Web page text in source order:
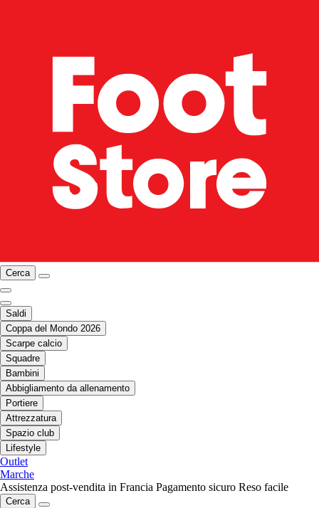
Cerca
Saldi
Coppa del Mondo 2026
Scarpe calcio
Squadre
Bambini
Abbigliamento da allenamento
Portiere
Attrezzatura
Spazio club
Lifestyle
Outlet
Marche
Assistenza post-vendita in Francia Pagamento sicuro Reso facile
Cerca